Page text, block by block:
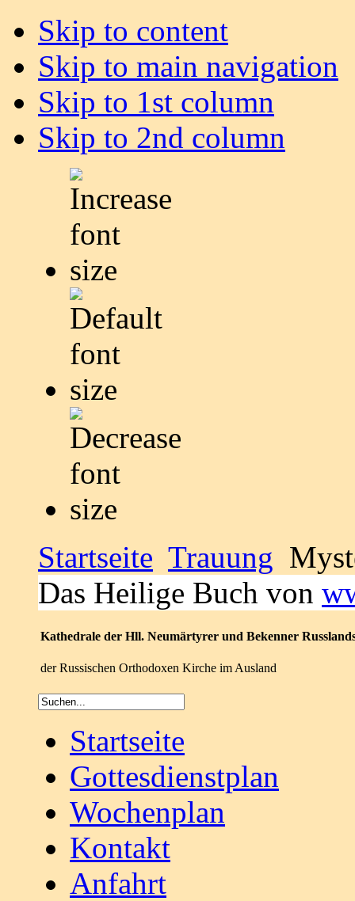
Skip to content
Skip to main navigation
Skip to 1st column
Skip to 2nd column
Startseite Trauung
Das Heilige Buch von
Kathedrale der Hll. Neumärtyrer und Bekenner
der Russischen Orthodoxen Kirche im Ausland
Startseite
Gottesdienstplan
Wochenplan
Kontakt
Anfahrt